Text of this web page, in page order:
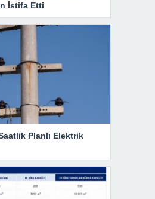
İstifa Etti
Planlı Elektrik